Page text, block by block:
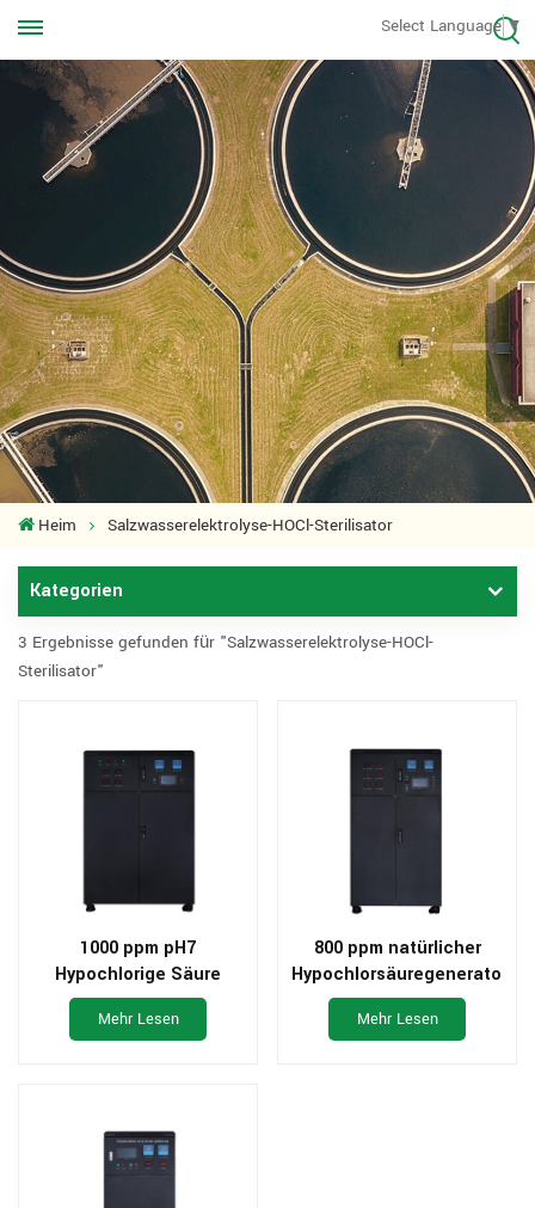
Select Language▼
Heim Salzwasserelektrolyse-HOCl-Sterilisator
Kategorien
3 Ergebnisse gefunden für "Salzwasserelektrolyse-HOCl-
Sterilisator"
1000 ppm pH7
Hypochlorige Säure
Generator für
Produktionslinie
Mehr Lesen
800 ppm natürlicher
Hypochlorsäuregenerator
zur Luftdesinfektion
Mehr Lesen